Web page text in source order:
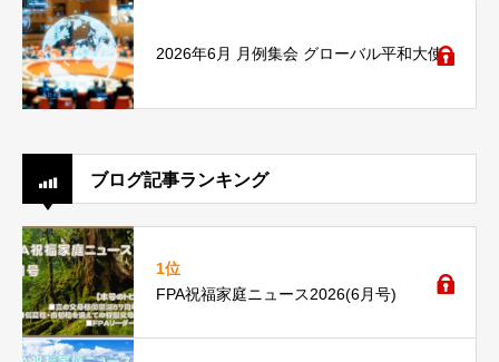
2026年6月 月例集会 グローバル平和大使
ブログ記事ランキング
1位
FPA祝福家庭ニュース2026(6月号)